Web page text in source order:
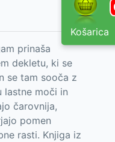
Košarica
prinaša
dekletu, ki se
se tam sooča z
moči in
čarovnija,
pomen
rasti. Knjiga iz